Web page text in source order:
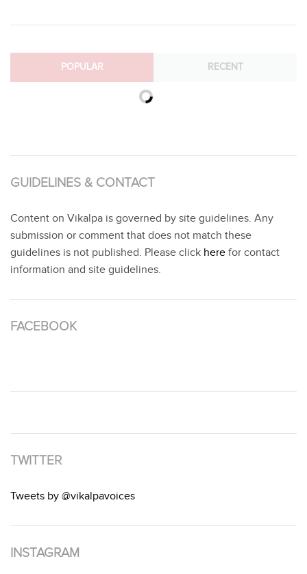
POPULAR RECENT
GUIDELINES & CONTACT
Content on Vikalpa is governed by site guidelines. Any
submission or comment that does not match these
guidelines is not published. Please click here for contact
information and site guidelines.
FACEBOOK
TWITTER
Tweets by @vikalpavoices
INSTAGRAM